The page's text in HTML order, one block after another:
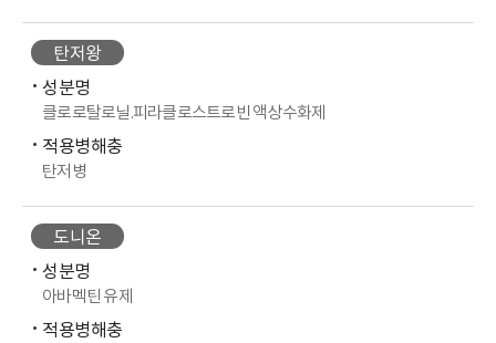
탄저왕
성분명
클로로탈로닐.피라클로스트로빈 액상수화제
적용병해충
탄저병
도니온
성분명
아바멕틴 유제
적용병해충